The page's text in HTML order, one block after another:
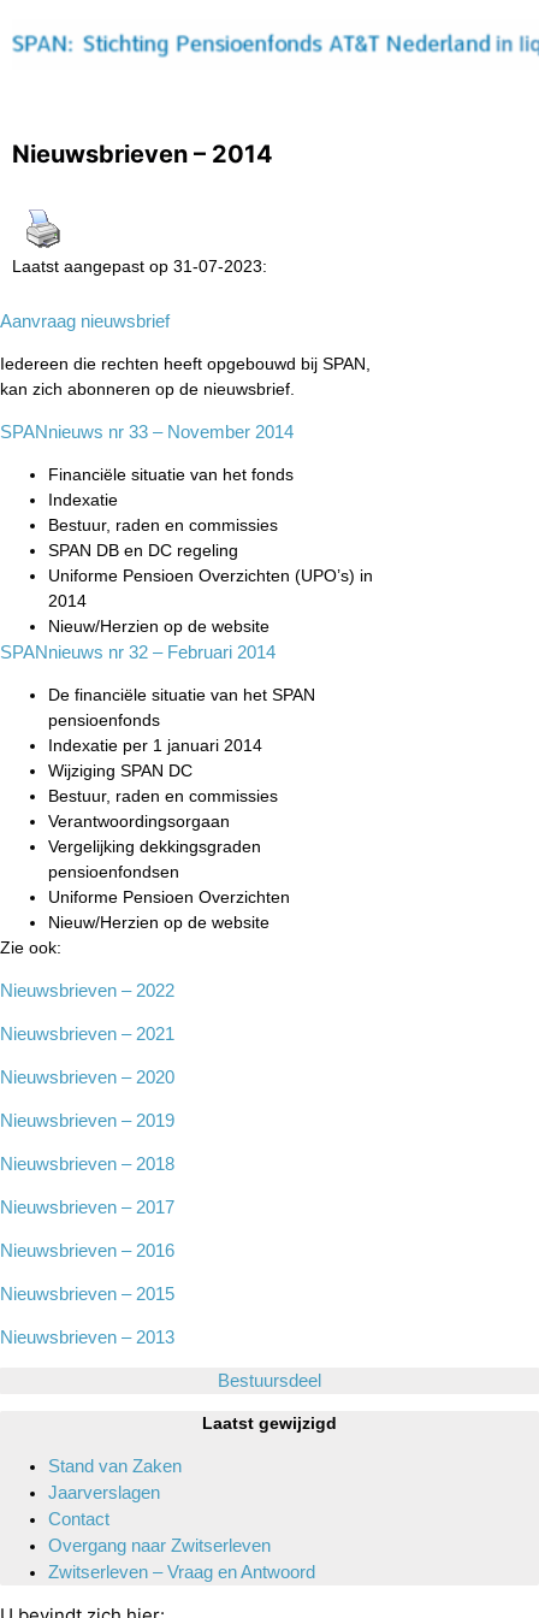
Nieuwsbrieven – 2014
Laatst aangepast op 31-07-2023:
Aanvraag nieuwsbrief
Iedereen die rechten heeft opgebouwd bij SPAN,
kan zich abonneren op de nieuwsbrief.
SPANnieuws nr 33 – November 2014
Financiële situatie van het fonds
Indexatie
Bestuur, raden en commissies
SPAN DB en DC regeling
Uniforme Pensioen Overzichten (UPO’s) in
2014
Nieuw/Herzien op de website
SPANnieuws nr 32 – Februari 2014
De financiële situatie van het SPAN
pensioenfonds
Indexatie per 1 januari 2014
Wijziging SPAN DC
Bestuur, raden en commissies
Verantwoordingsorgaan
Vergelijking dekkingsgraden
pensioenfondsen
Uniforme Pensioen Overzichten
Nieuw/Herzien op de website
Zie ook:
Nieuwsbrieven – 2022
Nieuwsbrieven – 2021
Nieuwsbrieven – 2020
Nieuwsbrieven – 2019
Nieuwsbrieven – 2018
Nieuwsbrieven – 2017
Nieuwsbrieven – 2016
Nieuwsbrieven – 2015
Nieuwsbrieven – 2013
Bestuursdeel
Laatst gewijzigd
Stand van Zaken
Jaarverslagen
Contact
Overgang naar Zwitserleven
Zwitserleven – Vraag en Antwoord